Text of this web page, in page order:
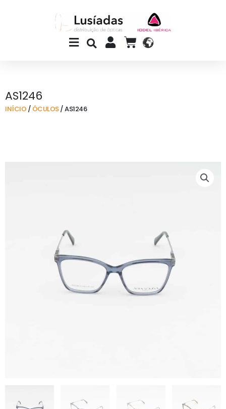
Main
Menu
CART
AS1246
INÍCIO / ÓCULOS/ AS1246